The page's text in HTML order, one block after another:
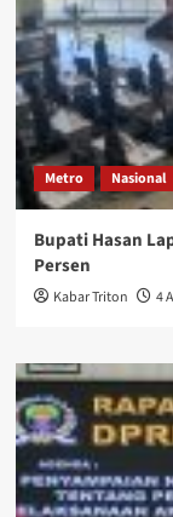
Metro Nasional
Bupati Hasan
Persen
Kabar Triton 4